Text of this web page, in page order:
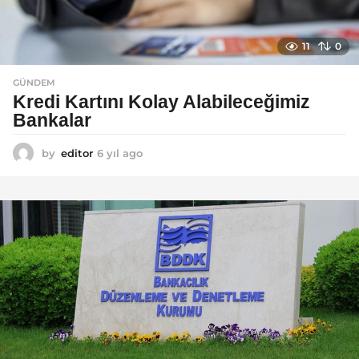
11 0
GÜNDEM
Kredi Kartını Kolay Alabileceğimiz
Bankalar
by editor 6 yıl ago
l
a